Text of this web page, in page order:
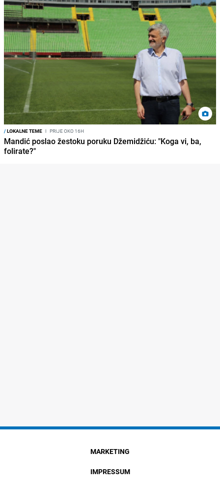
/LOKALNE TEME I PRIJE OKO 16H
Mandić poslao žestoku poruku Džemidžiću: "Koga vi, ba,
folirate?"
MARKETING
IMPRESSUM